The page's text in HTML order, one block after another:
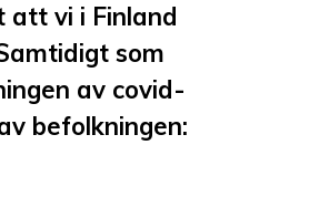
att vi i Finland
som
av covid-
befolkningen: